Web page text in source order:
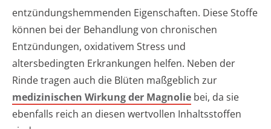
entzündungshemmenden Eigenschaften. Diese Stoffe
können bei der Behandlung von chronischen
Entzündungen, oxidativem Stress und
altersbedingten Erkrankungen helfen. Neben der
Rinde tragen auch die Blüten maßgeblich zur
medizinischen Wirkung der Magnolie bei, da sie
ebenfalls reich an diesen wertvollen Inhaltsstoffen